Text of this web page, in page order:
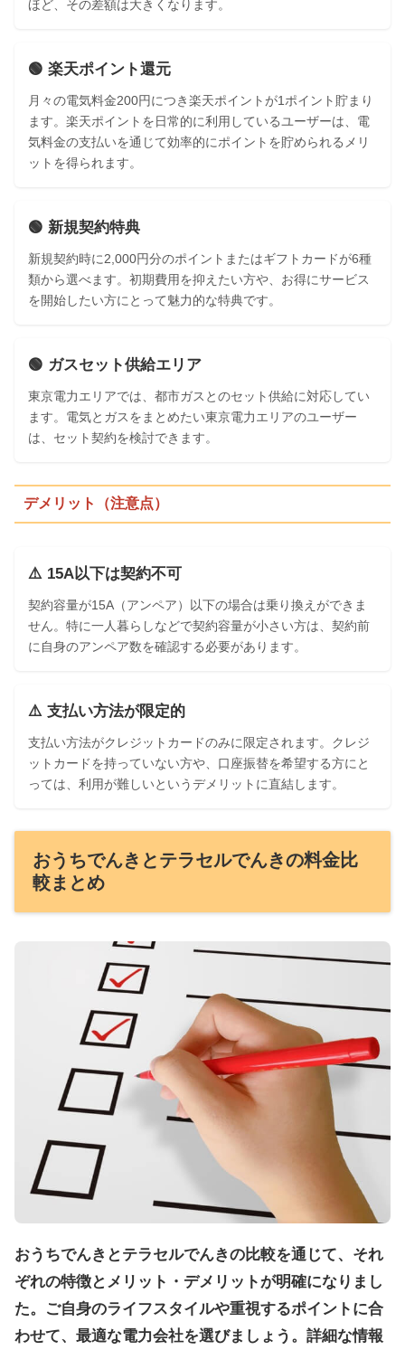
ほど、その差額は大きくなります。
🟢 楽天ポイント還元
月々の電気料金200円につき楽天ポイントが1ポイント貯まり
ます。楽天ポイントを日常的に利用しているユーザーは、電
気料金の支払いを通じて効率的にポイントを貯められるメリ
ットを得られます。
🟢 新規契約特典
新規契約時に2,000円分のポイントまたはギフトカードが6種
類から選べます。初期費用を抑えたい方や、お得にサービス
を開始したい方にとって魅力的な特典です。
🟢 ガスセット供給エリア
東京電力エリアでは、都市ガスとのセット供給に対応してい
ます。電気とガスをまとめたい東京電力エリアのユーザー
は、セット契約を検討できます。
デメリット（注意点）
⚠️ 15A以下は契約不可
契約容量が15A（アンペア）以下の場合は乗り換えができま
せん。特に一人暮らしなどで契約容量が小さい方は、契約前
に自身のアンペア数を確認する必要があります。
⚠️ 支払い方法が限定的
支払い方法がクレジットカードのみに限定されます。クレジ
ットカードを持っていない方や、口座振替を希望する方にと
っては、利用が難しいというデメリットに直結します。
おうちでんきとテラセルでんきの料金比
較まとめ
おうちでんきとテラセルでんきの比較を通じて、それ
ぞれの特徴とメリット・デメリットが明確になりまし
た。ご自身のライフスタイルや重視するポイントに合
わせて、最適な電力会社を選びましょう。詳細な情報